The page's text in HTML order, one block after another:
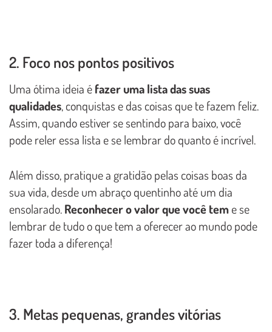
2. Foco nos pontos positivos
Uma ótima ideia éfazer uma lista das suas
qualidades, conquistas e das coisas que te fazem feliz.
Assim, quando estiver se sentindo para baixo, você
pode reler essa lista e se lembrar do quanto é incrível.
Além disso, pratique a gratidão pelas coisas boas da
sua vida, desde um abraço quentinho até um dia
ensolarado.Reconhecer o valor que você teme se
lembrar de tudo o que tem a oferecer ao mundo pode
fazer toda a diferença!
3. Metas pequenas, grandes vitórias